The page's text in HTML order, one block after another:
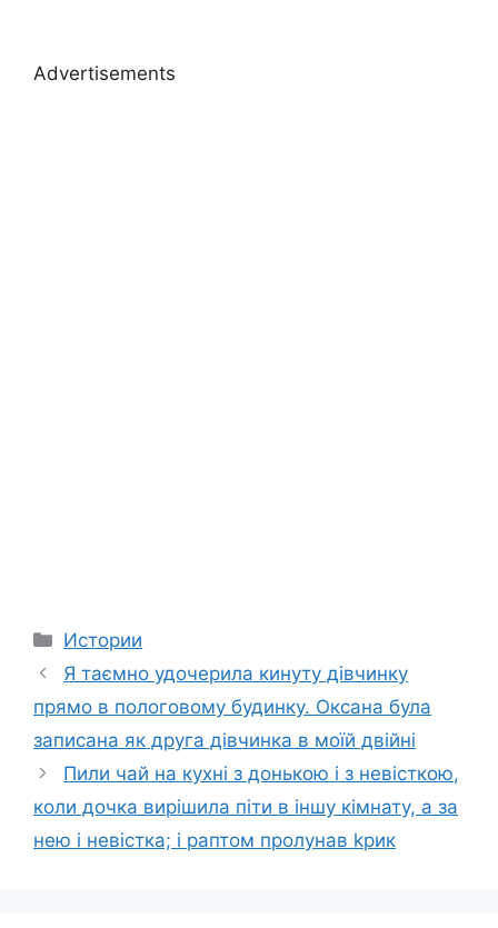
Advertisements
Categories
Истории
Я таємно удочерила кинуту дівчинку
прямо в пологовому будинку. Оксана була
записана як друга дівчинка в моїй двійні
Пили чай на кухні з донькою і з невісткою,
коли дочка вирішила піти в іншу кімнату, а за
нею і невістка; і раптом пролунав kрик